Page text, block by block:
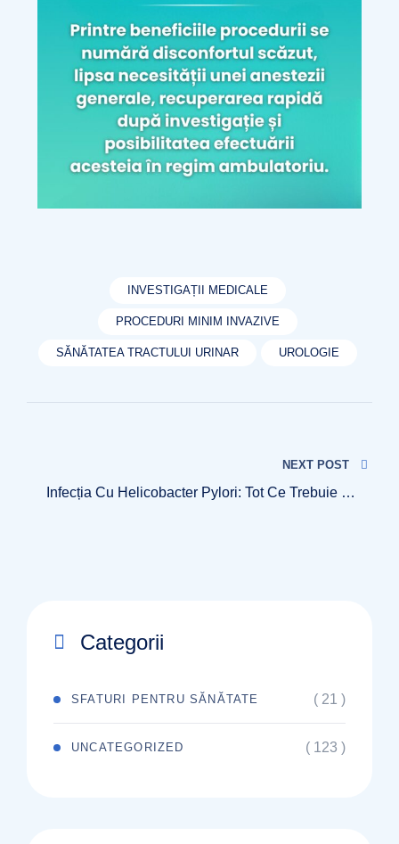
INVESTIGAȚII MEDICALE
PROCEDURI MINIM INVAZIVE
SĂNĂTATEA TRACTULUI URINAR UROLOGIE
NEXT POST
Infecția Cu Helicobacter Pylori: Tot Ce Trebuie Să
Categorii
SFATURI PENTRU SĂNĂTATE ( 21 )
UNCATEGORIZED ( 123 )